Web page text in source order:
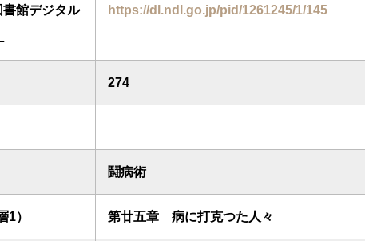
館デジタル https://dl.ndl.go.jp/pid/1261245/1/145
274
鬪病術
1） 第廿五章 病に打克つた人々